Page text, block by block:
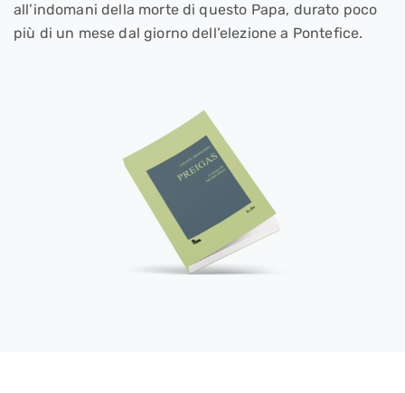
all’indomani della morte di questo Papa, durato poco
più di un mese dal giorno dell’elezione a Pontefice.